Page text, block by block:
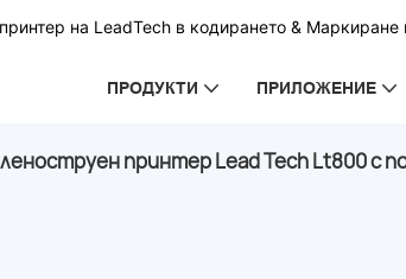
на LeadTech в кодирането & Маркиране
ПРОДУКТИ ПРИЛОЖЕНИЕ
принтер Lead Tech Lt800 с